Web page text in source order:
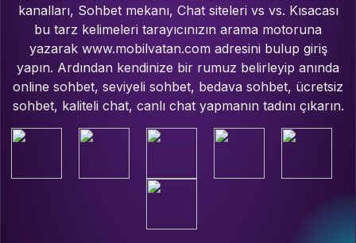
kanalları, Sohbet mekanı, Chat siteleri vs vs. Kısacası
bu tarz kelimeleri tarayıcınızın arama motoruna
yazarak www.mobilvatan.com adresini bulup giriş
yapın. Ardından kendinize bir rumuz belirleyip anında
online sohbet, seviyeli sohbet, bedava sohbet, ücretsiz
sohbet, kaliteli chat, canlı chat yapmanın tadını çıkarın.